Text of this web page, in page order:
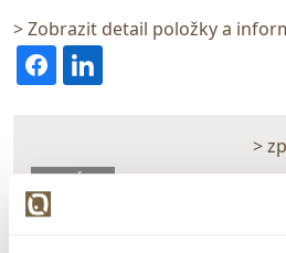
> Zobrazit detail položky a
>
VYDRAŽENO
Maria Egner